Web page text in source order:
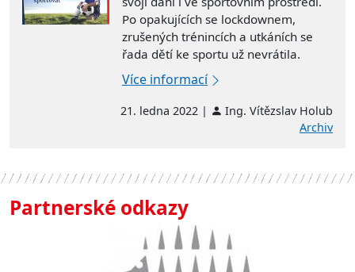
Po opakujících se lockdownem,
zrušených trénincích a utkáních se
řada dětí ke sportu už nevrátila.
Více informací
21. ledna 2022 |
Ing. Vítězslav Holub
Archiv
Partnerské odkazy